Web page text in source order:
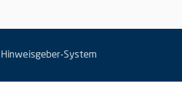
Hinweisgeber-System